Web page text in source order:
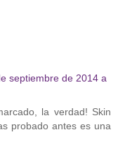
septiembre de 2014 a
la verdad! Skin
probado antes es una